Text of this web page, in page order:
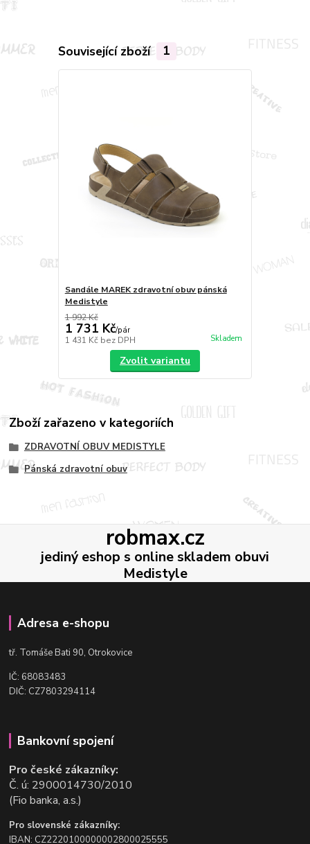
Související zboží 1
Sandále MAREK zdravotní obuv pánská
Medistyle
1 992 Kč
1 731 Kč/pár
1 431 Kč bez DPH Skladem
Zvolit variantu
Zboží zařazeno v kategoriích
ZDRAVOTNÍ OBUV MEDISTYLE
Pánská zdravotní obuv
robmax.cz
jediný eshop s online skladem obuvi
Medistyle
Adresa e-shopu
tř. Tomáše Bati 90, Otrokovice
IČ: 68083483
DIČ: CZ7803294114
Bankovní spojení
Pro české zákazníky:
Č. ú: 2900014730/2010
(Fio banka, a.s.)
Pro slovenské zákazníky:
IBAN: CZ2220100000002800025555